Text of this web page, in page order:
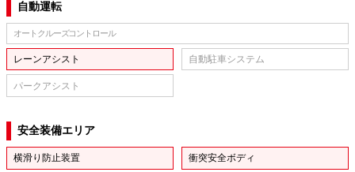
自動運転
オートクルーズコントロール
レーンアシスト 自動駐車システム
パークアシスト
安全装備エリア
横滑り防止装置 衝突安全ボディ